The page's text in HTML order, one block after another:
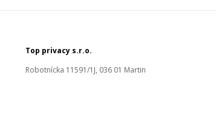
Top privacy s.r.o.
Robotnícka 11591/1J, 036 01 Martin